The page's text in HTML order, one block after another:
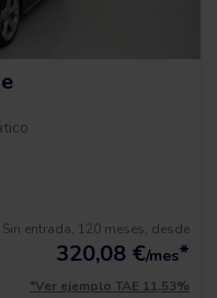
Sin entrada, 120 meses, desde
320,08 €/mes*
*Ver ejemplo TAE 11,53%